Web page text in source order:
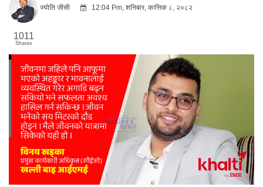
ज्योति जीसी 12:04 Pm, शनिबार, कात्तिक ८, २०८२
1011
Shares